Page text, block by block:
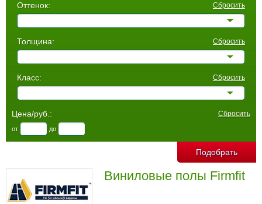
Сбросить
Оттенок:
Сбросить
Толщина:
Сбросить
Класс:
Цена/руб.: Сбросить
от до
Виниловые полы Firmfit